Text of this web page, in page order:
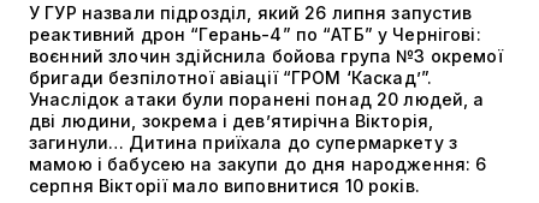
У ГУР назвали підрозділ, який 26 липня запустив
реактивний дрон “Герань-4” по “АТБ” у Чернігові:
воєнний злочин здійснила бойова група №3 окремої
бригади безпілотної авіації “ГРОМ ‘Каскад’”.
Унаслідок атаки були поранені понад 20 людей, а
дві людини, зокрема і дев’ятирічна Вікторія,
загинули… Дитина приїхала до супермаркету з
мамою і бабусею на закупи до дня народження: 6
серпня Вікторії мало виповнитися 10 років.